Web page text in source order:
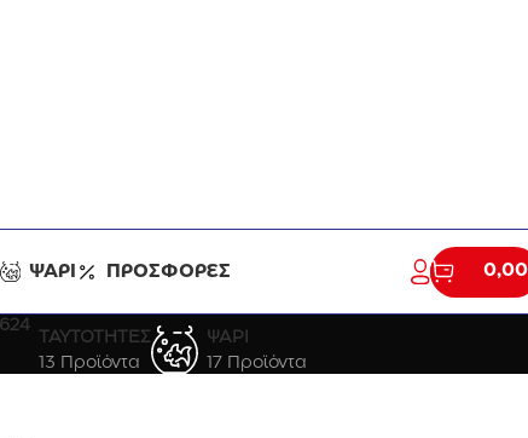
ΨΑΡΙ ΠΡΟΣΦΟΡΕΣ 0,00
ΤΑΥΤΟΤΗΤΕΣ
13 Προϊόντα
ΨΑΡΙ
17 Προϊόντα